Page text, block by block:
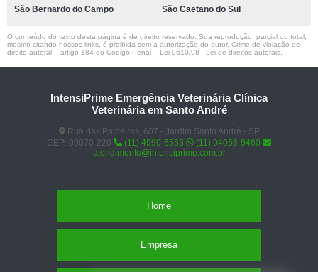
São Bernardo do Campo São Caetano do Sul
O conteúdo do texto desta página é de direito reservado. Sua reprodução, parcial ou total,
mesmo citando nossos links, é proibida sem a autorização do autor. Crime de violação de
direito autoral – artigo 184 do Código Penal – Lei 9610/98 - Lei de direitos autorais
IntensiPrime Emergência Veterinária Clínica
Veterinária em Santo André
Rua das Paineiras, 607 - Jardim Santo André - SP
CEP: 09070-220
(11) 4990-6553
(11) 94056-9460
atendimento@intensiprime.com.br
Home
Empresa